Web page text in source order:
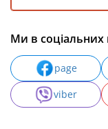
Ми в
page
viber